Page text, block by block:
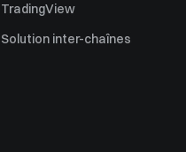
TradingView
Solution inter-chaînes